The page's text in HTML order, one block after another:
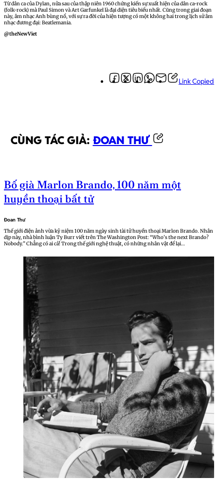
Từ dân ca của Dylan, nửa sau của thập niên 1960 chứng kiến sự xuất hiện của dân ca-rock
(folk-rock) mà Paul Simon và Art Garfunkel là đại diện tiêu biểu nhất. Cũng trong giai đoạn
này, âm nhạc Anh bùng nổ, với sự ra đời của hiện tượng có một không hai trong lịch sử âm
nhạc đương đại: Beatlemania.
@theNewViet
Link Copied
CÙNG TÁC GIẢ: ĐOAN THƯ
Bố già Marlon Brando, 100 năm một
huyền thoại bất tử
Đoan Thư
Thế giới điện ảnh vừa kỷ niệm 100 năm ngày sinh tài tử huyền thoại Marlon Brando. Nhân
dịp này, nhà bình luận Ty Burr viết trên The Washington Post: “Who’s the next Brando?
Nobody.” Chẳng có ai cả! Trong thế giới nghệ thuật, có những nhân vật để lại…